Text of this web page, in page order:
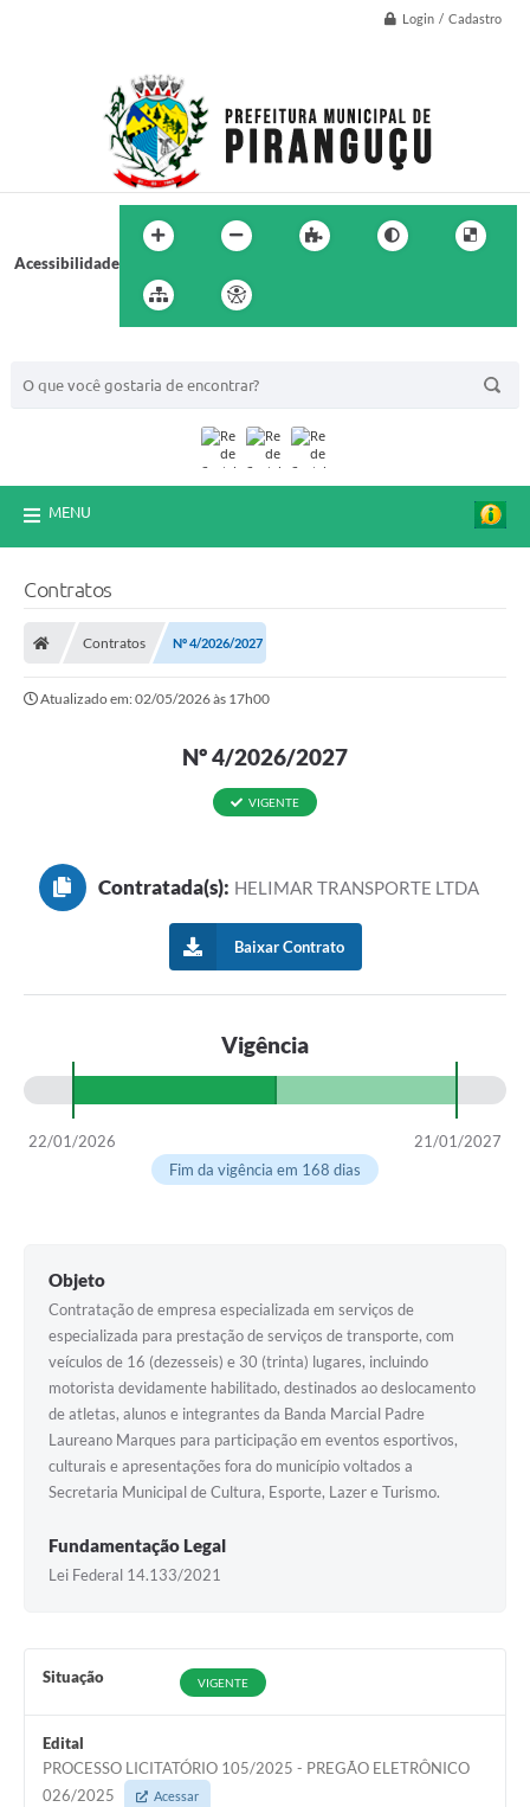
Login / Cadastro
Acessibilidade
MENU
Contratos
Contratos Nº 4/2026/2027
Atualizado em: 02/05/2026 às 17h00
Nº 4/2026/2027
VIGENTE
Contratada(s): HELIMAR TRANSPORTE LTDA
Baixar Contrato
Vigência
22/01/2026
21/01/2027
Fim da vigência em 168 dias
Objeto
Contratação de empresa especializada em serviços de
especializada para prestação de serviços de transporte, com
veículos de 16 (dezesseis) e 30 (trinta) lugares, incluindo
motorista devidamente habilitado, destinados ao deslocamento
de atletas, alunos e integrantes da Banda Marcial Padre
Laureano Marques para participação em eventos esportivos,
culturais e apresentações fora do município voltados a
Secretaria Municipal de Cultura, Esporte, Lazer e Turismo.
Fundamentação Legal
Lei Federal 14.133/2021
Situação VIGENTE
Edital
PROCESSO LICITATÓRIO 105/2025 - PREGÃO ELETRÔNICO
026/2025
Acessar